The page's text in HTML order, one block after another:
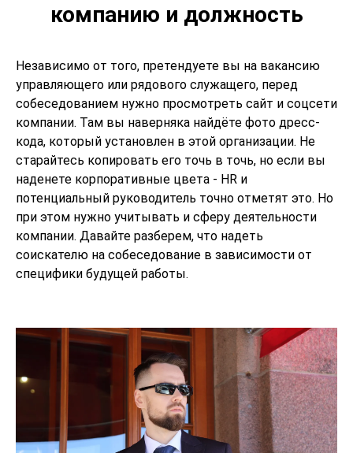
компанию и должность
Независимо от того, претендуете вы на вакансию
управляющего или рядового служащего, перед
собеседованием нужно просмотреть сайт и соцсети
компании. Там вы наверняка найдёте фото дресс-
кода, который установлен в этой организации. Не
старайтесь копировать его точь в точь, но если вы
наденете корпоративные цвета - HR и
потенциальный руководитель точно отметят это. Но
при этом нужно учитывать и сферу деятельности
компании. Давайте разберем, что надеть
соискателю на собеседование в зависимости от
специфики будущей работы.